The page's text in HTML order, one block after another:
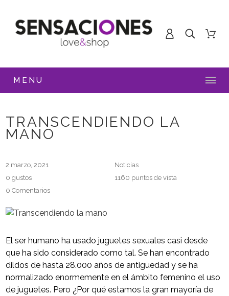
MENU
TRANSCENDIENDO LA
MANO
2 marzo, 2021
Noticias
0gustos
1160 puntos de vista
0 Comentarios
El ser humano ha usado juguetes sexuales casi desde
que ha sido considerado como tal. Se han encontrado
dildos de hasta 28.000 años de antigüedad y se ha
normalizado enormemente en el ámbito femenino el uso
de juguetes. Pero ¿Por qué estamos la gran mayoría de